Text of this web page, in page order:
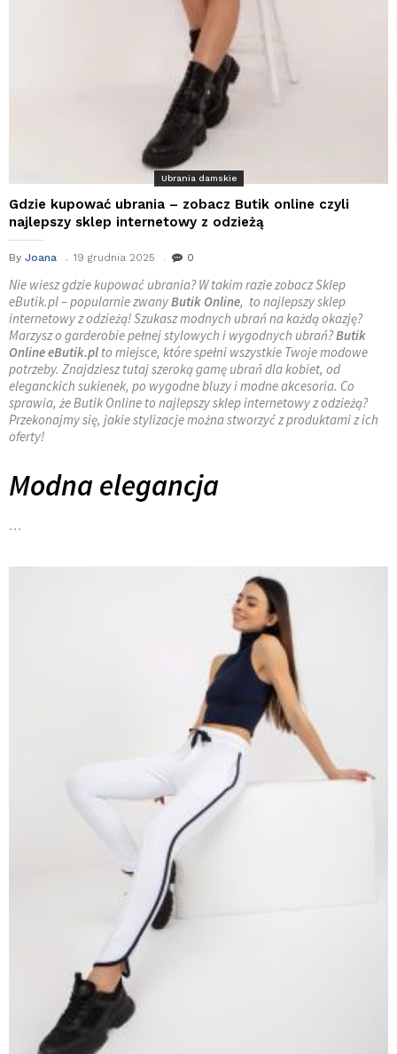
Ubrania damskie
Gdzie kupować ubrania – zobacz Butik online czyli
najlepszy sklep internetowy z odzieżą
By Joana 19 grudnia 2025 0
Nie wiesz gdzie kupować ubrania? W takim razie zobacz Sklep
eButik.pl – popularnie zwanyButik Online, to najlepszy sklep
internetowy z odzieżą! Szukasz modnych ubrań na każdą okazję?
Marzysz o garderobie pełnej stylowych i wygodnych ubrań?Butik
Online eButik.pl to miejsce, które spełni wszystkie Twoje modowe
potrzeby. Znajdziesz tutaj szeroką gamę ubrań dla kobiet, od
eleganckich sukienek, po wygodne bluzy i modne akcesoria. Co
sprawia, że Butik Online to najlepszy sklep internetowy z odzieżą?
Przekonajmy się, jakie stylizacje można stworzyć z produktami z ich
oferty!
Modna elegancja
…